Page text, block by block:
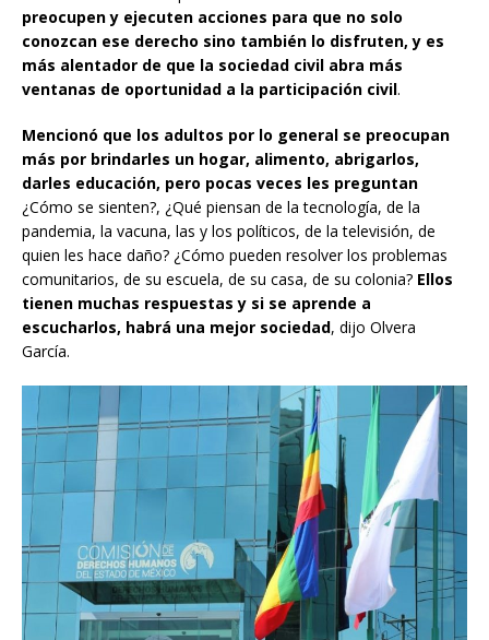
preocupen y ejecuten acciones para que no solo
conozcan ese derecho sino también lo disfruten, y es
más alentador de que la sociedad civil abra más
ventanas de oportunidad a la participación civil.
Mencionó que los adultos por lo general se preocupan
más por brindarles un hogar, alimento, abrigarlos,
darles educación, pero pocas veces les preguntan
¿Cómo se sienten?, ¿Qué piensan de la tecnología, de la
pandemia, la vacuna, las y los políticos, de la televisión, de
quien les hace daño? ¿Cómo pueden resolver los problemas
comunitarios, de su escuela, de su casa, de su colonia? Ellos
tienen muchas respuestas y si se aprende a
escucharlos, habrá una mejor sociedad, dijo Olvera
García.